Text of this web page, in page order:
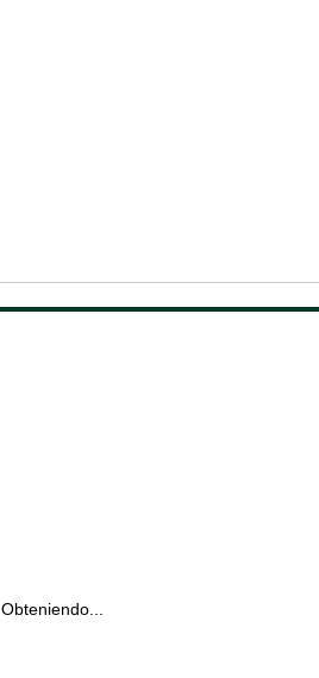
Obteniendo...